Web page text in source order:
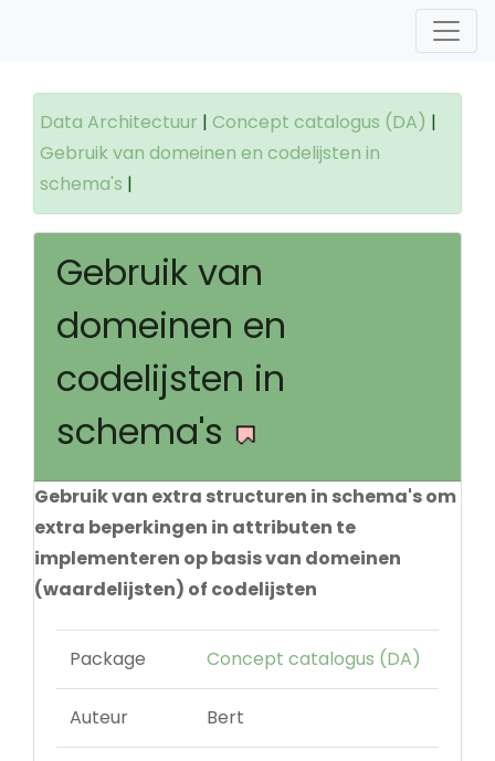
Data Architectuur | Concept catalogus (DA) |
Gebruik van domeinen en codelijsten in
schema's |
Gebruik van
domeinen en
codelijsten in
schema's
Gebruik van extra structuren in schema's om
extra beperkingen in attributen te
implementeren op basis van domeinen
(waardelijsten) of codelijsten
Package Concept catalogus (DA)
Auteur Bert